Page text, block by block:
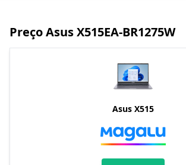
Preço Asus X515EA-BR1275W
Asus X515